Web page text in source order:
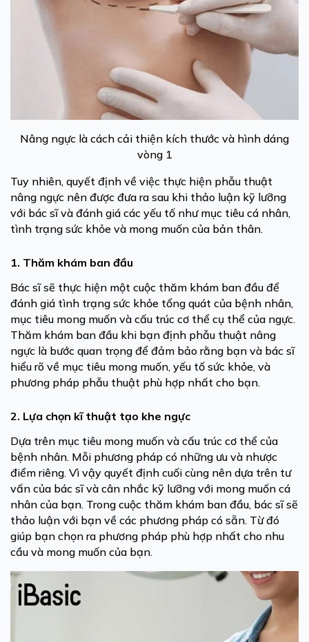
Nâng ngực là cách cải thiện kích thước và hình dáng
vòng 1
Tuy nhiên, quyết định về việc thực hiện phẫu thuật
nâng ngực nên được đưa ra sau khi thảo luận kỹ lưỡng
với bác sĩ và đánh giá các yếu tố như mục tiêu cá nhân,
tình trạng sức khỏe và mong muốn của bản thân.
1. Thăm khám ban đầu
Bác sĩ sẽ thực hiện một cuộc thăm khám ban đầu để
đánh giá tình trạng sức khỏe tổng quát của bệnh nhân,
mục tiêu mong muốn và cấu trúc cơ thể cụ thể của ngực.
Thăm khám ban đầu khi bạn định phẫu thuật nâng
ngực là bước quan trọng để đảm bảo rằng bạn và bác sĩ
hiểu rõ về mục tiêu mong muốn, yếu tố sức khỏe, và
phương pháp phẫu thuật phù hợp nhất cho bạn.
2. Lựa chọn kĩ thuật tạo khe ngực
Dựa trên mục tiêu mong muốn và cấu trúc cơ thể của
bệnh nhân. Mỗi phương pháp có những ưu và nhược
điểm riêng. Vì vậy quyết định cuối cùng nên dựa trên tư
vấn của bác sĩ và cân nhắc kỹ lưỡng với mong muốn cá
nhân của bạn. Trong cuộc thăm khám ban đầu, bác sĩ sẽ
thảo luận với bạn về các phương pháp có sẵn. Từ đó
giúp bạn chọn ra phương pháp phù hợp nhất cho nhu
cầu và mong muốn của bạn.